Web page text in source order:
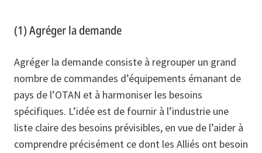
(1) Agréger la demande
Agréger la demande consiste à regrouper un grand
nombre de commandes d’équipements émanant de
pays de l’OTAN et à harmoniser les besoins
spécifiques. L’idée est de fournir à l’industrie une
liste claire des besoins prévisibles, en vue de l’aider à
comprendre précisément ce dont les Alliés ont besoin